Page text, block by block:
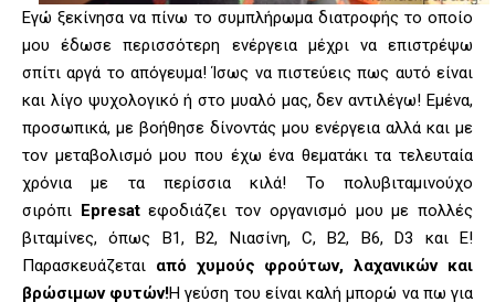
Εγώ ξεκίνησα να πίνω το συμπλήρωμα διατροφής το οποίο
μου έδωσε περισσότερη ενέργεια μέχρι να επιστρέψω
σπίτι αργά το απόγευμα! Ίσως να πιστεύεις πως αυτό είναι
και λίγο ψυχολογικό ή στο μυαλό μας, δεν αντιλέγω! Εμένα,
προσωπικά, με βοήθησε δίνοντάς μου ενέργεια αλλά και με
τον μεταβολισμό μου που έχω ένα θεματάκι τα τελευταία
χρόνια με τα περίσσια κιλά! Το πολυβιταμινούχο
σιρόπι Epresatεφοδιάζει τον οργανισμό μου με πολλές
βιταμίνες, όπως Β1, Β2, Νιασίνη, C, B2, B6, D3 και Ε!
Παρασκευάζεται από χυμούς φρούτων, λαχανικών και
βρώσιμων φυτών!Η γεύση του είναι καλή μπορώ να πω για